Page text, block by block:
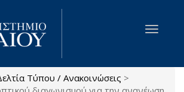
περιεχόμενο
Toggle
Τύπου / Ανακοινώσεις >